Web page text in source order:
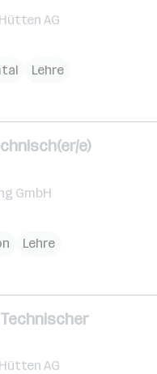
AG
Lehre
e)
GmbH
Lehre
AG